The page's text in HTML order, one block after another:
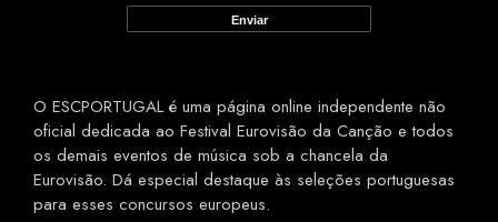
O ESCPORTUGAL é uma página online independente não
oficial dedicada ao Festival Eurovisão da Canção e todos
os demais eventos de música sob a chancela da
Eurovisão. Dá especial destaque às seleções portuguesas
para esses concursos europeus.